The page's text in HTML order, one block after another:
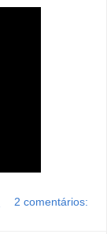
2 comentários: